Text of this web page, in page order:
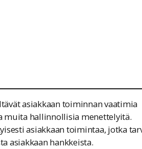
asiakkaan toiminnan vaatimia
muita hallinnollisia menettelyitä.
asiakkaan toimintaa, jotka
asiakkaan hankkeista.